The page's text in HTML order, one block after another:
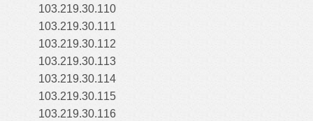
103.219.30.110
103.219.30.111
103.219.30.112
103.219.30.113
103.219.30.114
103.219.30.115
103.219.30.116